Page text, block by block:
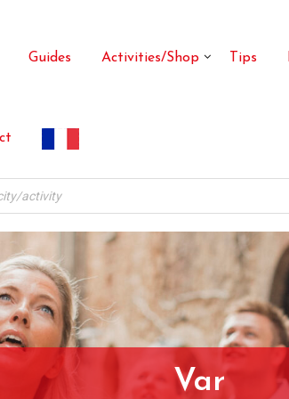
Guides Activities/Shop Tips
Var